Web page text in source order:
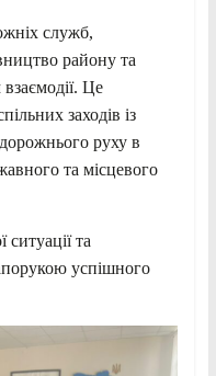
служб,
району та
Це
заходів із
руху в
та місцевого
та
успішного